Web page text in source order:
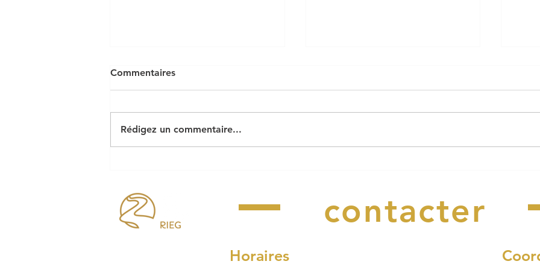
Commentaires
Rédigez un commentaire...
contacter
Horaires